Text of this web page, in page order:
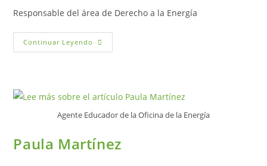
entrada:
entrada:
entrada:
Responsable del área de Derecho a la Energía
Continuar Leyendo Sara
Guaita
Agente Educador de la Oficina de la Energía
Paula Martínez